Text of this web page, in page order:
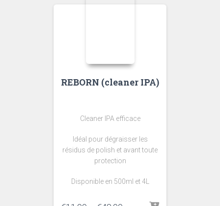
REBORN (cleaner IPA)
Cleaner IPA efficace
Idéal pour dégraisser les
résidus de polish et avant toute
protection
Disponible en 500ml et 4L